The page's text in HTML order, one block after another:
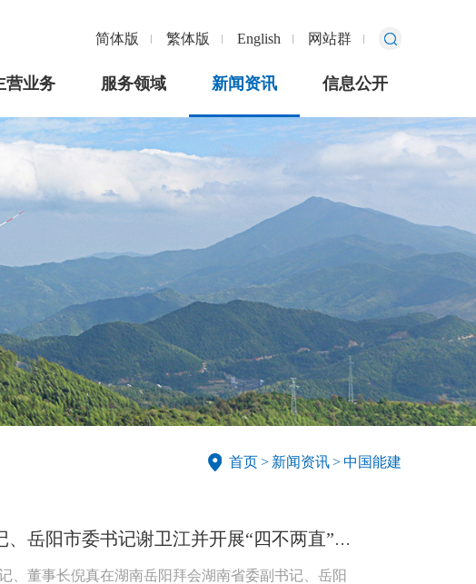
简体版 繁体版 English 网站群
营业务 服务领域 新闻资讯 信息公开
首页 > 新闻资讯 > 中国能建
倪真拜会湖南省委副书记、岳阳市委书记谢卫江并开展“四不两直”项目安全检查
、董事长倪真在湖南岳阳拜会湖南省委副书记、岳阳